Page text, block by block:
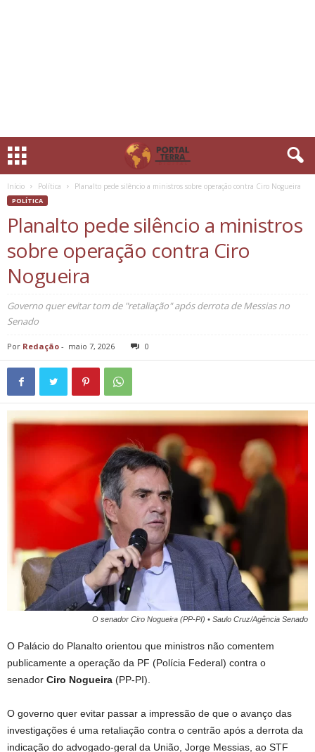
Início Política Planalto pede silêncio a ministros sobre operação contra Ciro Nogueira
POLÍTICA
Planalto pede silêncio a ministros
sobre operação contra Ciro
Nogueira
Governo quer evitar tom de "retaliação" após derrota de Messias no
Senado
Por Redação - maio 7, 2026 0
O senador Ciro Nogueira (PP-PI) • Saulo Cruz/Agência Senado
O Palácio do Planalto orientou que ministros não comentem
publicamente a operação da PF (Polícia Federal) contra o
senador Ciro Nogueira (PP-PI).
O governo quer evitar passar a impressão de que o avanço das
investigações é uma retaliação contra o centrão após a derrota da
indicação do advogado-geral da União, Jorge Messias, ao STF